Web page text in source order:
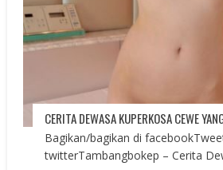
CERITA DEWASA KUPERKOSA CEWE
Bagikan/bagikan di
twitterTambangbokep – Cerita